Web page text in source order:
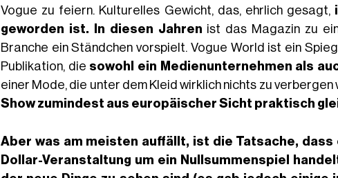
Vogue zu feiern. Kulturelles Gewicht, das, ehrlich gesagt,
geworden ist. In diesen Jahren ist das Magazin zu
Branche ein Ständchen vorspielt. Vogue World ist ein
Publikation, die sowohl ein Medienunternehmen als
einer Mode, die unter dem Kleid wirklich nichts zu verbergen
Show zumindest aus europäischer Sicht praktisch
Aber was am meisten auffällt, ist die Tatsache,
Dollar-Veranstaltung um ein Nullsummenspiel